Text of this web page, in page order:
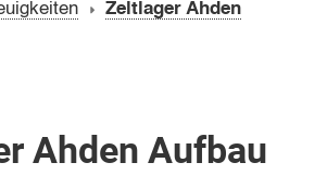
Zeltlager Ahden
Ahden Aufbau